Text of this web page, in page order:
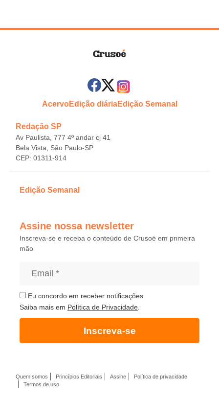
AcervoEdição diáriaEdição Semanal
Redação SP
Av Paulista, 777 4º andar cj 41
Bela Vista, São Paulo-SP
CEP: 01311-914
Edição Semanal
Assine nossa newsletter
Inscreva-se e receba o conteúdo de Crusoé em primeira
mão
Eu concordo em receber notificações.
Saiba mais em Política de Privacidade
Inscreva-se
Quem somos Princípios Editoriais Assine
Política de privacidade
Termos de uso